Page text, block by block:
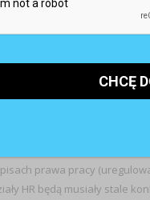
aż 68% badanych jest
nie z takim zespołem
przy tym energii
osiągnięcia ich
prawa pracy
HR będą musiały stale